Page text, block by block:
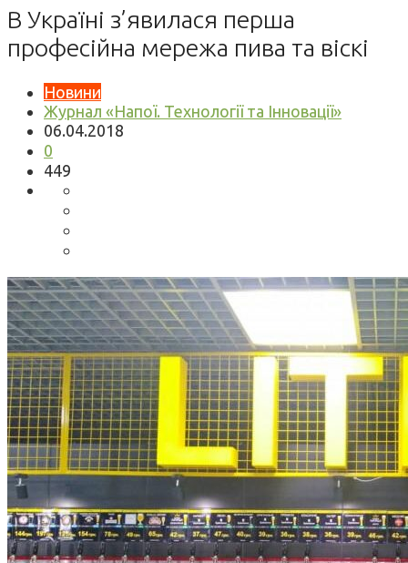
В Україні з’явилася перша
професійна мережа пива та віскі
Новини
Журнал «Напої. Технології та Інновації»
06.04.2018
0
449